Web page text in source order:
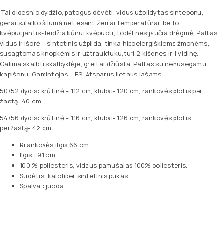
Tai didesnio dydžio, patogus dėvėti, vidus užpildytas sinteponu,
gerai sulaiko šilumą net esant žemai temperatūrai, be to
kvėpuojantis- leidžia kūnui kvėpuoti, todėl nesijaučia drėgmė. Paltas
vidus ir išorė – sintetinis užpilda, tinka hipoelergiškiems žmonėms,
susagtomas knopkėmis ir užtrauktuku,turi 2 kišenes ir 1 vidinę.
Galima skalbti skalbyklėje, greitai džiūsta. Paltas su nenusegamu
kapišonu. Gamintojas – ES. Atsparus lietaus lašams
50/52 dydis: krūtinė – 112 cm, klubai- 120 cm, rankovės plotis per
žastą- 40 cm..
54/56 dydis: krūtinė – 116 cm, klubai- 126 cm, rankovės plotis
peržastą- 42 cm..
Rrankovės ilgis 66 cm.
Ilgis : 91 cm.
100 % poliesteris, vidaus pamušalas 100% poliesteris.
Sudėtis: kalofiber sintetinis pukas.
Spalva : juoda.